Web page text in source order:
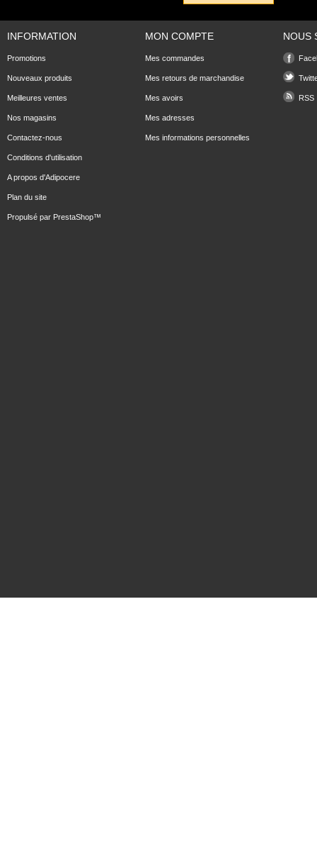
INFORMATION
Promotions
Nouveaux produits
Meilleures ventes
Nos magasins
Contactez-nous
Conditions d'utilisation
A propos d'Adipocere
Plan du site
Propulsé par PrestaShop™
MON COMPTE
Mes commandes
Mes retours de marchandise
Mes avoirs
Mes adresses
Mes informations personnelles
NOUS
RSS